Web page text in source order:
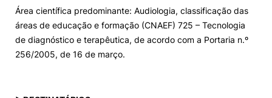
Área científica predominante: Audiologia, classificação das
áreas de educação e formação (CNAEF) 725 – Tecnologia
de diagnóstico e terapêutica, de acordo com a Portaria n.º
256/2005, de 16 de março.